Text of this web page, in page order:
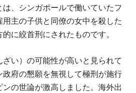
、シンガポールで働いていたフ
用主の子供と同僚の女中を殺した
に絞首刑にされたものです。
い）の可能性が高いと見られて
府の懇願を無視して極刑が施行
の世論が激高しました。海外出